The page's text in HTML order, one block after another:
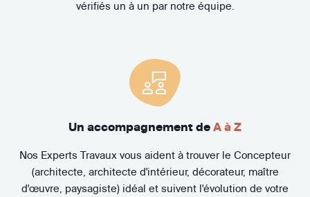
vérifiés un à un par notre équipe.
Un accompagnement de A à Z
Nos Experts Travaux vous aident à trouver le Concepteur
(architecte, architecte d'intérieur, décorateur, maître
d'œuvre, paysagiste) idéal et suivent l'évolution de votre